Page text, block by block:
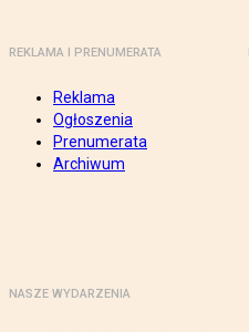
REKLAMA I PRENUMERATA
Reklama
Ogłoszenia
Prenumerata
Archiwum
NASZE WYDARZENIA